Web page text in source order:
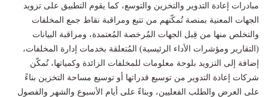
مبادرات إعادة التدوير والتخزين والتوسع، كما يقوم التطبيق على تزويد
الجهات المعنية بمنصة تُمكّنهم من تتبع ومراقبة نقاط جمع المخلفات
والتخلص منها من قِبل الجهات المُرخصة المُعتمدة، ومراقبة البيانات
(التقارير ومؤشرات الأداء الرئيسية) المُتعلقة بخدمات إدارة المخلفات،
إضافة إلى التزويد بلوحة معلومات للمخلفات الزائدة وكمياتها، تُمكّن
شركات إعادة التدوير من توسيع قدراتها أو توسيع مساحة التخزين بناءً
على العرض والطلب الفعليين، وبناءً على أيام الأسبوع والشهر والفصول